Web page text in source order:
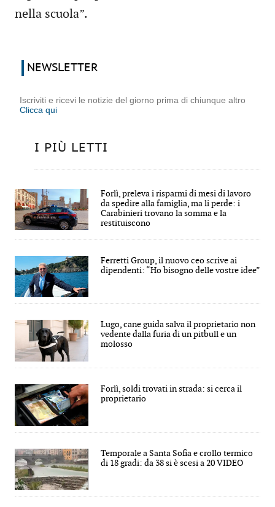
nella scuola”.
NEWSLETTER
Iscriviti e ricevi le notizie del giorno prima di chiunque altro
Clicca qui
I PIÙ LETTI
Forlì, preleva i risparmi di mesi di lavoro
da spedire alla famiglia, ma li perde: i
Carabinieri trovano la somma e la
restituiscono
Ferretti Group, il nuovo ceo scrive ai
dipendenti: “Ho bisogno delle vostre idee”
Lugo, cane guida salva il proprietario non
vedente dalla furia di un pitbull e un
molosso
Forlì, soldi trovati in strada: si cerca il
proprietario
Temporale a Santa Sofia e crollo termico
di 18 gradi: da 38 si è scesi a 20 VIDEO